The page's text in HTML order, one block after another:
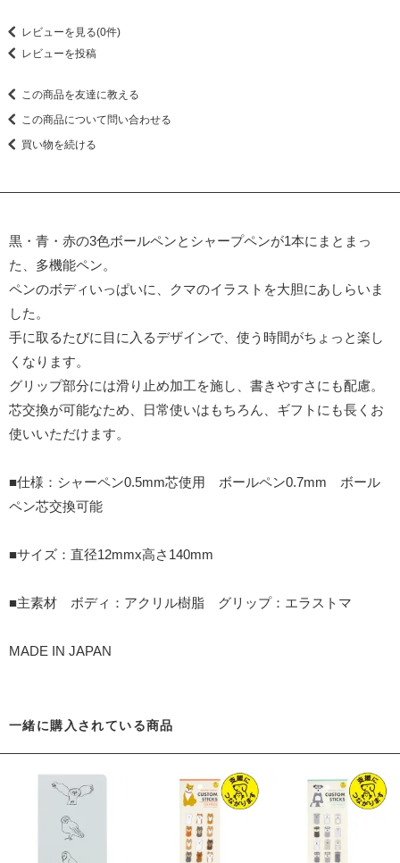
レビューを見る(0件)
レビューを投稿
この商品を友達に教える
この商品について問い合わせる
買い物を続ける
黒・青・赤の3色ボールペンとシャープペンが1本にまとまっ
た、多機能ペン。
ペンのボディいっぱいに、クマのイラストを大胆にあしらいま
した。
手に取るたびに目に入るデザインで、使う時間がちょっと楽し
くなります。
グリップ部分には滑り止め加工を施し、書きやすさにも配慮。
芯交換が可能なため、日常使いはもちろん、ギフトにも長くお
使いいただけます。
■仕様：シャーペン0.5mm芯使用 ボールペン0.7mm ボール
ペン芯交換可能
■サイズ：直径12mmx高さ140mm
■主素材 ボディ：アクリル樹脂 グリップ：エラストマ
MADE IN JAPAN
一緒に購入されている商品